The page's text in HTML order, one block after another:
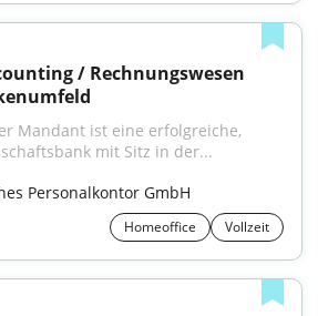
/ Rechnungswesen
Mandant ist eine erfolgreiche,
mit Sitz in der...
Personalkontor GmbH
Homeoffice Vollzeit